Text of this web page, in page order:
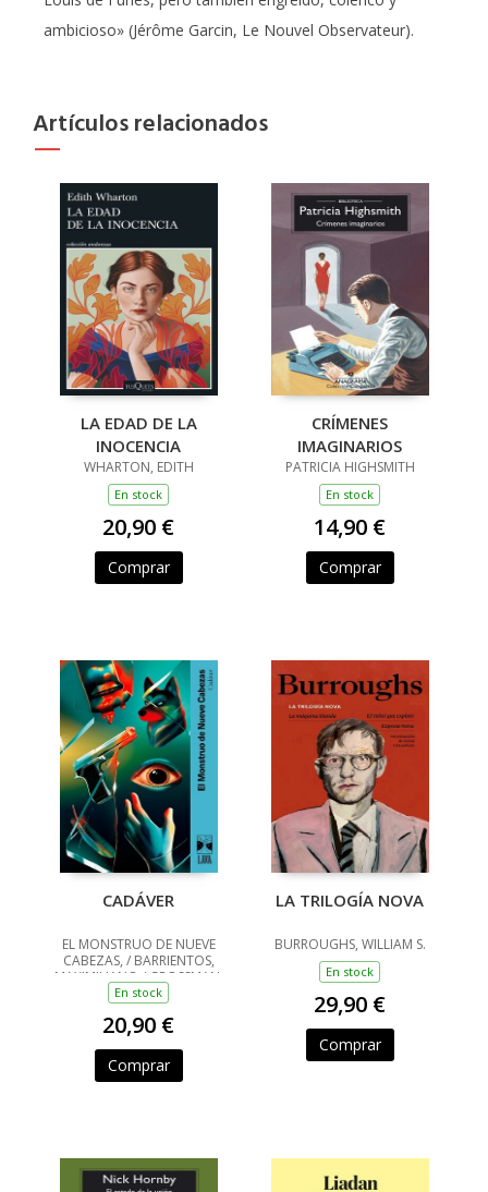
ambicioso» (Jérôme Garcin, Le Nouvel Observateur).
Artículos relacionados
LA EDAD DE LA
INOCENCIA
WHARTON, EDITH
En stock
20,90 €
Comprar
CRÍMENES
IMAGINARIOS
PATRICIA HIGHSMITH
En stock
14,90 €
Comprar
CADÁVER
EL MONSTRUO DE NUEVE
CABEZAS, / BARRIENTOS,
MAXIMILIANO / GROSSMAN,
LUCILA / ANCIRA, LOLA /
RIVERO, GIOVANNA /
BARRAGÁN, LUIS CARLOS /
REYES, KAREN A
En stock
20,90 €
Comprar
LA TRILOGÍA NOVA
BURROUGHS, WILLIAM S.
En stock
29,90 €
Comprar